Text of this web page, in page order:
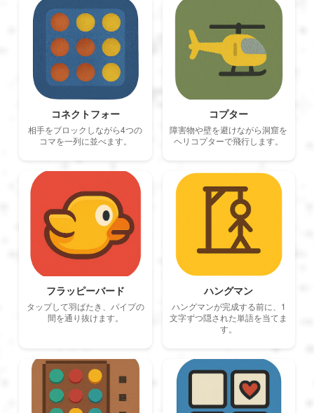
日本語
한국어
Norsk
Dansk
Suomi
Română
コネクトフォー
相手をブロックしながら4つの
コマを一列に並べます。
コプター
障害物や壁を避けながら洞窟を
ヘリコプターで飛行します。
フラッピーバード
タップして羽ばたき、パイプの
間を通り抜けます。
ハングマン
ハングマンが完成する前に、1
文字ずつ隠された単語を当てま
す。